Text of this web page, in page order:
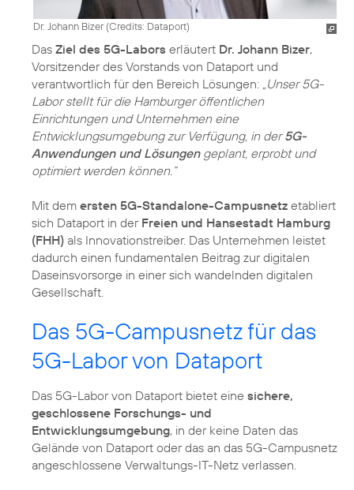
Dr. Johann Bizer (Credits: Dataport)
Das Ziel des 5G-Labors erläutert Dr. Johann Bizer,
Vorsitzender des Vorstands von Dataport und
verantwortlich für den Bereich Lösungen: „Unser 5G-
Labor stellt für die Hamburger öffentlichen
Einrichtungen und Unternehmen eine
Entwicklungsumgebung zur Verfügung, in der5G-
Anwendungen und Lösungengeplant, erprobt und
optimiert werden können.“
Mit dem ersten 5G-Standalone-Campusnetz etabliert
sich Dataport in der Freien und Hansestadt Hamburg
(FHH) als Innovationstreiber. Das Unternehmen leistet
dadurch einen fundamentalen Beitrag zur digitalen
Daseinsvorsorge in einer sich wandelnden digitalen
Gesellschaft.
Das 5G-Campusnetz für das
5G-Labor von Dataport
Das 5G-Labor von Dataport bietet eine sichere,
geschlossene Forschungs- und
Entwicklungsumgebung, in der keine Daten das
Gelände von Dataport oder das an das 5G-Campusnetz
angeschlossene Verwaltungs-IT-Netz verlassen.